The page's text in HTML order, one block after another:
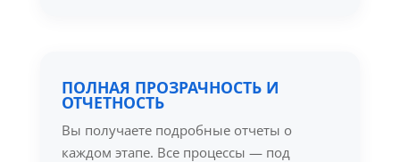
ПОЛНАЯ ПРОЗРАЧНОСТЬ И
ОТЧЕТНОСТЬ
Вы получаете подробные отчеты о
каждом этапе. Все процессы — под